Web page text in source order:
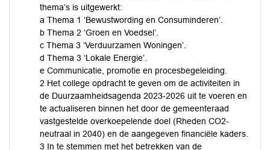
thema’s is uitgewerkt:
a Thema 1 ‘Bewustwording en Consuminderen’.
b Thema 2 ‘Groen en Voedsel’.
c Thema 3 ‘Verduurzamen Woningen’.
d Thema 3 ‘Lokale Energie’.
e Communicatie, promotie en procesbegeleiding.
2 Het college opdracht te geven om de activiteiten in
de Duurzaamheidsagenda 2023-2026 uit te voeren en
te actualiseren binnen het door de gemeenteraad
vastgestelde overkoepelende doel (Rheden CO2-
neutraal in 2040) en de aangegeven financiële kaders.
3 In te stemmen met het betrekken van de